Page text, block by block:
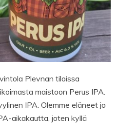
Plevnan tiloissa
maistoon Perus IPA.
IPA. Olemme eläneet jo
aikakautta, joten kyllä